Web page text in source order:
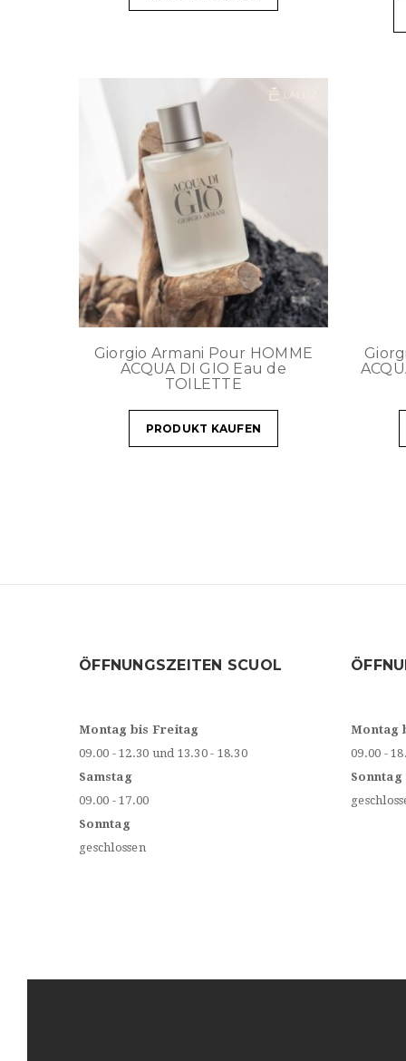
Giorgio Armani Pour HOMME
ACQUA DI GIO Eau de
TOILETTE
PRODUKT KAUFEN
ÖFFNUNGSZEITEN SCUOL
Montag bis Freitag
09.00 - 12.30 und 13.30 - 18.30
Samstag
09.00 - 17.00
Sonntag
geschlossen
Montag
09.00 -
Sonntag